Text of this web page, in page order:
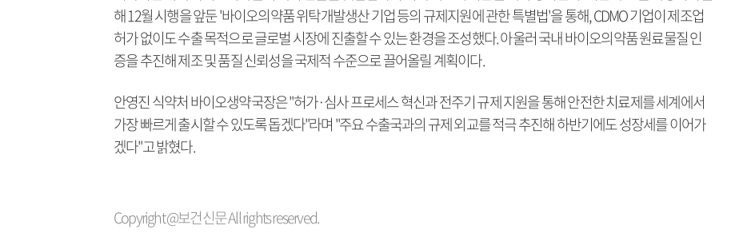
해 12월 시행을 앞둔 '바이오의약품 위탁개발생산 기업 등의 규제지원에 관한 특별법'을 통해, CDMO 기업이 제조업
허가 없이도 수출 목적으로 글로벌 시장에 진출할 수 있는 환경을 조성했다. 아울러 국내 바이오의약품 원료물질 인
증을 추진해 제조 및 품질 신뢰성을 국제적 수준으로 끌어올릴 계획이다.
안영진 식약처 바이오생약국장은 "허가·심사 프로세스 혁신과 전주기 규제 지원을 통해 안전한 치료제를 세계에서
가장 빠르게 출시할 수 있도록 돕겠다"라며 "주요 수출국과의 규제 외교를 적극 추진해 하반기에도 성장세를 이어가
겠다"고 밝혔다.
Copyright @보건신문 All rights reserved.